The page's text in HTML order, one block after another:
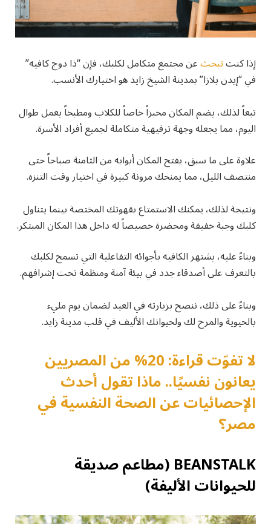
إذا كنتتبحثعن مجتمع متكامل لكلبك، فإن “ذا دوج كافيه”
في “إيدن بلازا” بمدينة الشيخ زايد هو اختيارك الأنسب.
تبعاً لذلك، يضم المكان مخبزاً خاصاً للكلاب ومطبخاً يعمل طوال
اليوم، مما يجعله وجهة ترفيهية متكاملة لجميع أفراد الأسرة.
علاوة على ما سبق، يفتح المكان أبوابه من الثامنة صباحاً حتى
منتصف الليل، مما يمنحك مرونة كبيرة في اختيار وقت التنزه.
ونتيجة لذلك، يمكنك الاستمتاع بقهوتك المختصة بينما يتناول
كلبك وجبة خفيفة ومحضرة خصيصاً له داخل هذا المكان المبتكر.
وبناءً عليه، يشتهر الكافيه بأجوائه التفاعلية التي تسمح لكلبك
بالتعرف على أصدقاء جدد في بيئة آمنة ومنظمة تحت إشرافهم.
وبناءً على ذلك، ننصح بزيارته في العيد لضمان يوم مليء
بالحيوية والمرح لك ولحيوانك الأليف في قلب مدينة زايد.
لا تفوّت قراءة: 20% من المصريين
يعانون نفسيًا.. ماذا تقول أحدث
الإحصائيات عن الصحة النفسية في
مصر؟
BEANSTALK (مطاعم صديقة
للحيوانات الأليفة)